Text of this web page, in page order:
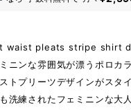
waist pleats stripe shirt
ニンな雰囲気が漂うポロカ
トプリーツデザインがスタ
洗練されたフェミニンな大